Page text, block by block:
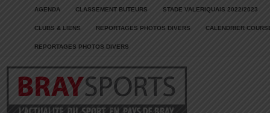
AGENDA CLASSEMENT BUTEURS STADE VALERIQUAIS 2022/2023
CLUBS & LIENS REPORTAGES PHOTOS DIVERS CALENDRIER
REPORTAGES PHOTOS DIVERS